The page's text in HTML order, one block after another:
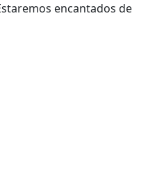
encantados de